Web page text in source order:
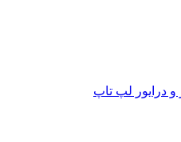
و درایور لپ تاپ